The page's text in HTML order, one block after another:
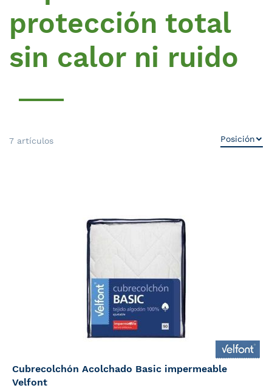
protección total
sin calor ni ruido
7 artículos
Cubrecolchón Acolchado Basic impermeable
Velfont